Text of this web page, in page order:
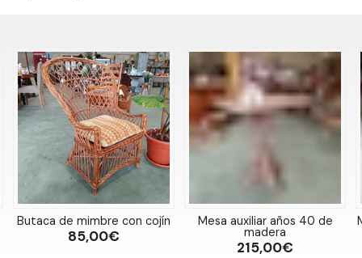
Butaca de mimbre con cojín
85,00€
Mesa auxiliar años 40 de
madera
215,00€